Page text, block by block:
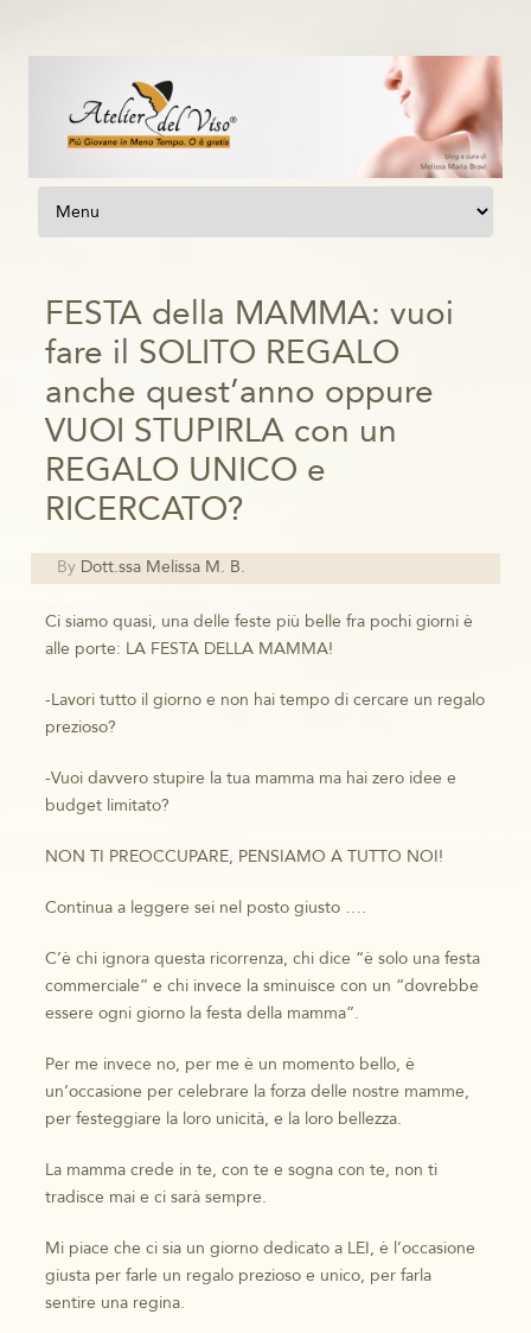
Vai al contenuto
FESTA della MAMMA: vuoi
fare il SOLITO REGALO
anche quest’anno oppure
VUOI STUPIRLA con un
REGALO UNICO e
RICERCATO?
By Dott.ssa Melissa M. B.
Ci siamo quasi, una delle feste più belle fra pochi giorni è
alle porte: LA FESTA DELLA MAMMA!
-Lavori tutto il giorno e non hai tempo di cercare un regalo
prezioso?
-Vuoi davvero stupire la tua mamma ma hai zero idee e
budget limitato?
NON TI PREOCCUPARE, PENSIAMO A TUTTO NOI!
Continua a leggere sei nel posto giusto ….
C’è chi ignora questa ricorrenza, chi dice “è solo una festa
commerciale” e chi invece la sminuisce con un “dovrebbe
essere ogni giorno la festa della mamma”.
Per me invece no, per me è un momento bello, è
un’occasione per celebrare la forza delle nostre mamme,
per festeggiare la loro unicità, e la loro bellezza.
La mamma crede in te, con te e sogna con te, non ti
tradisce mai e ci sarà sempre.
Mi piace che ci sia un giorno dedicato a LEI, è l’occasione
giusta per farle un regalo prezioso e unico, per farla
sentire una regina.